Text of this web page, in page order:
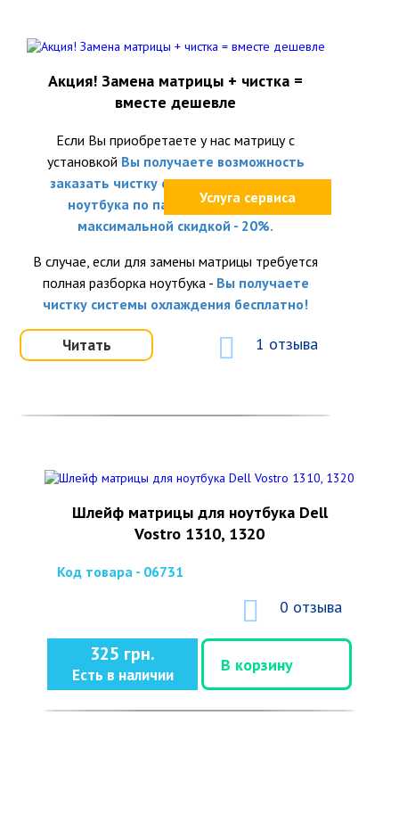
Услуга сервиса
Акция! Замена матрицы + чистка =
вместе дешевле
Если Вы приобретаете у нас матрицу с
установкой Вы получаете возможность
заказать чистку системы охлаждения
ноутбука по партнёрской цене с
максимальной скидкой - 20%.
В случае, если для замены матрицы требуется
полная разборка ноутбука - Вы получаете
чистку системы охлаждения бесплатно!
Читать 1 отзыва
Шлейф матрицы для ноутбука Dell
Vostro 1310, 1320
Код товара - 06731
0 отзыва
325 грн.
Есть в наличии
В корзину